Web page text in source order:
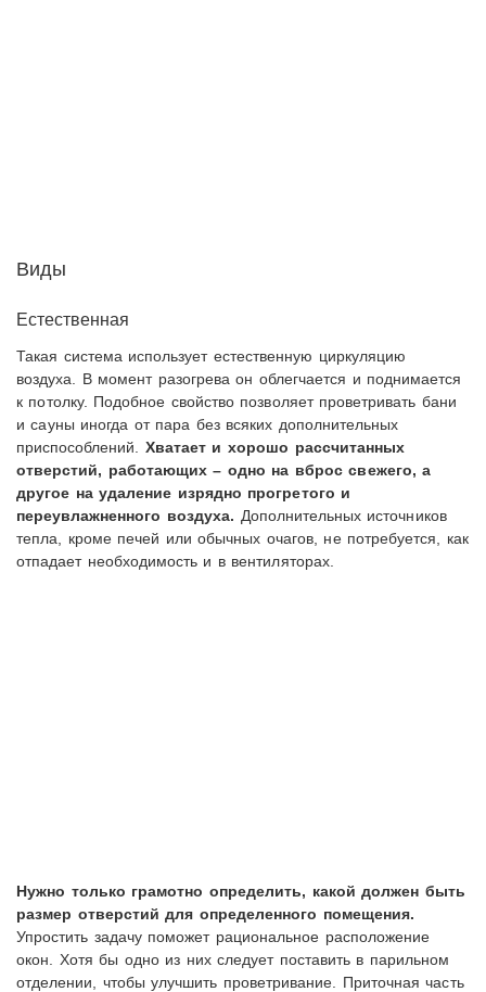
Виды
Естественная
Такая система использует естественную циркуляцию
воздуха. В момент разогрева он облегчается и поднимается
к потолку. Подобное свойство позволяет проветривать бани
и сауны иногда от пара без всяких дополнительных
приспособлений. Хватает и хорошо рассчитанных
отверстий, работающих – одно на вброс свежего, а
другое на удаление изрядно прогретого и
переувлажненного воздуха. Дополнительных источников
тепла, кроме печей или обычных очагов, не потребуется, как
отпадает необходимость и в вентиляторах.
Нужно только грамотно определить, какой должен быть
размер отверстий для определенного помещения.
Упростить задачу поможет рациональное расположение
окон. Хотя бы одно из них следует поставить в парильном
отделении, чтобы улучшить проветривание. Приточная часть